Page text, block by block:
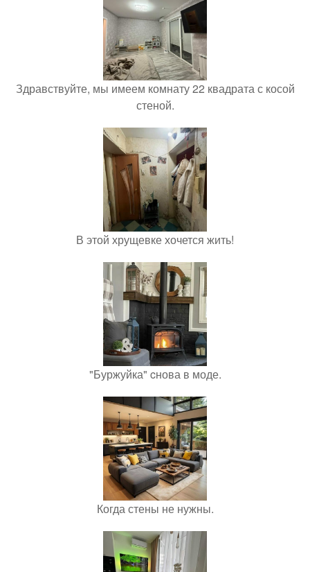
Здравствуйте, мы имеем комнату 22 квадрата с косой
стеной.
В этой хрущевке хочется жить!
"Буржуйка" cнова в моде.
Когда стены не нужны.